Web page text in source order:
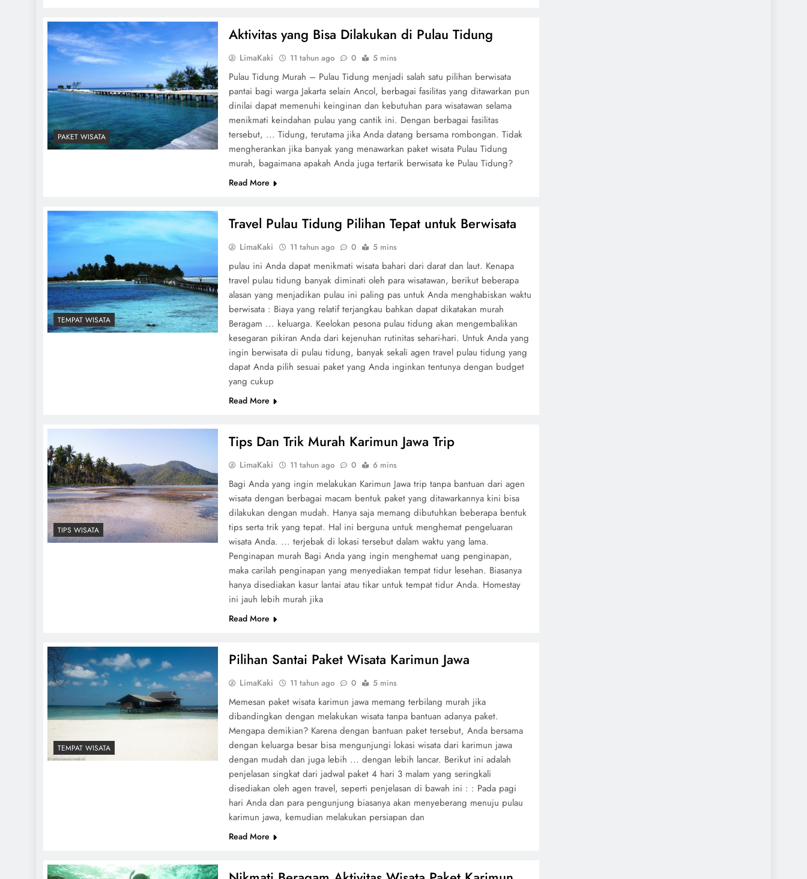
PAKET WISATA
Aktivitas yang Bisa Dilakukan di Pulau Tidung
LimaKaki 11 tahun ago 0 5 mins
Pulau Tidung Murah – Pulau Tidung menjadi salah satu pilihan berwisata
pantai bagi warga Jakarta selain Ancol, berbagai fasilitas yang ditawarkan pun
dinilai dapat memenuhi keinginan dan kebutuhan para wisatawan selama
menikmati keindahan pulau yang cantik ini. Dengan berbagai fasilitas
tersebut, ... Tidung, terutama jika Anda datang bersama rombongan. Tidak
mengherankan jika banyak yang menawarkan paket wisata Pulau Tidung
murah, bagaimana apakah Anda juga tertarik berwisata ke Pulau Tidung?
Read More
TEMPAT WISATA
Travel Pulau Tidung Pilihan Tepat untuk Berwisata
LimaKaki 11 tahun ago 0 5 mins
pulau ini Anda dapat menikmati wisata bahari dari darat dan laut. Kenapa
travel pulau tidung banyak diminati oleh para wisatawan, berikut beberapa
alasan yang menjadikan pulau ini paling pas untuk Anda menghabiskan waktu
berwisata : Biaya yang relatif terjangkau bahkan dapat dikatakan murah
Beragam ... keluarga. Keelokan pesona pulau tidung akan mengembalikan
kesegaran pikiran Anda dari kejenuhan rutinitas sehari-hari. Untuk Anda yang
ingin berwisata di pulau tidung, banyak sekali agen travel pulau tidung yang
dapat Anda pilih sesuai paket yang Anda inginkan tentunya dengan budget
yang cukup
Read More
TIPS WISATA
Tips Dan Trik Murah Karimun Jawa Trip
LimaKaki 11 tahun ago 0 6 mins
Bagi Anda yang ingin melakukan Karimun Jawa trip tanpa bantuan dari agen
wisata dengan berbagai macam bentuk paket yang ditawarkannya kini bisa
dilakukan dengan mudah. Hanya saja memang dibutuhkan beberapa bentuk
tips serta trik yang tepat. Hal ini berguna untuk menghemat pengeluaran
wisata Anda. ... terjebak di lokasi tersebut dalam waktu yang lama.
Penginapan murah Bagi Anda yang ingin menghemat uang penginapan,
maka carilah penginapan yang menyediakan tempat tidur lesehan. Biasanya
hanya disediakan kasur lantai atau tikar untuk tempat tidur Anda. Homestay
ini jauh lebih murah jika
Read More
TEMPAT WISATA
Pilihan Santai Paket Wisata Karimun Jawa
LimaKaki 11 tahun ago 0 5 mins
Memesan paket wisata karimun jawa memang terbilang murah jika
dibandingkan dengan melakukan wisata tanpa bantuan adanya paket.
Mengapa demikian? Karena dengan bantuan paket tersebut, Anda bersama
dengan keluarga besar bisa mengunjungi lokasi wisata dari karimun jawa
dengan mudah dan juga lebih ... dengan lebih lancar. Berikut ini adalah
penjelasan singkat dari jadwal paket 4 hari 3 malam yang seringkali
disediakan oleh agen travel, seperti penjelasan di bawah ini : : Pada pagi
hari Anda dan para pengunjung biasanya akan menyeberang menuju pulau
karimun jawa, kemudian melakukan persiapan dan
Read More